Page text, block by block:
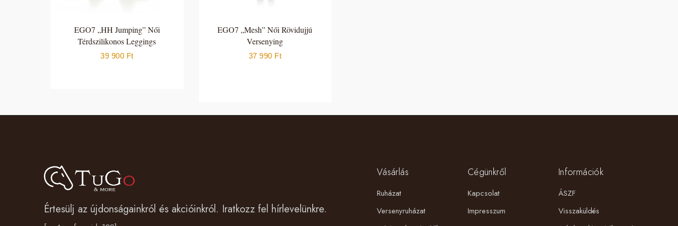
EGO7 „HH Jumping” Női
Térdszilikonos Leggings
39 900 Ft
EGO7 „Mesh” Női Rövidujjú
Versenying
37 990 Ft
Értesülj az újdonságainkról és akcióinkról. Iratkozz fel hírlevelünkre.
Vásárlás
Ruházat
Versenyruházat
Cégünkről
Kapcsolat
Impresszum
Információk
ÁSZF
Visszaküldés